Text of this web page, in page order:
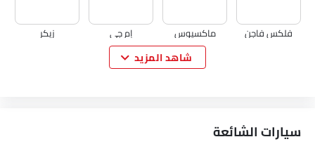
فلكس فاجن ماكسيوس إم جي زيكر
شاهد المزيد
سيارات الشائعة